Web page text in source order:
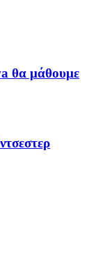
θα μάθουμε